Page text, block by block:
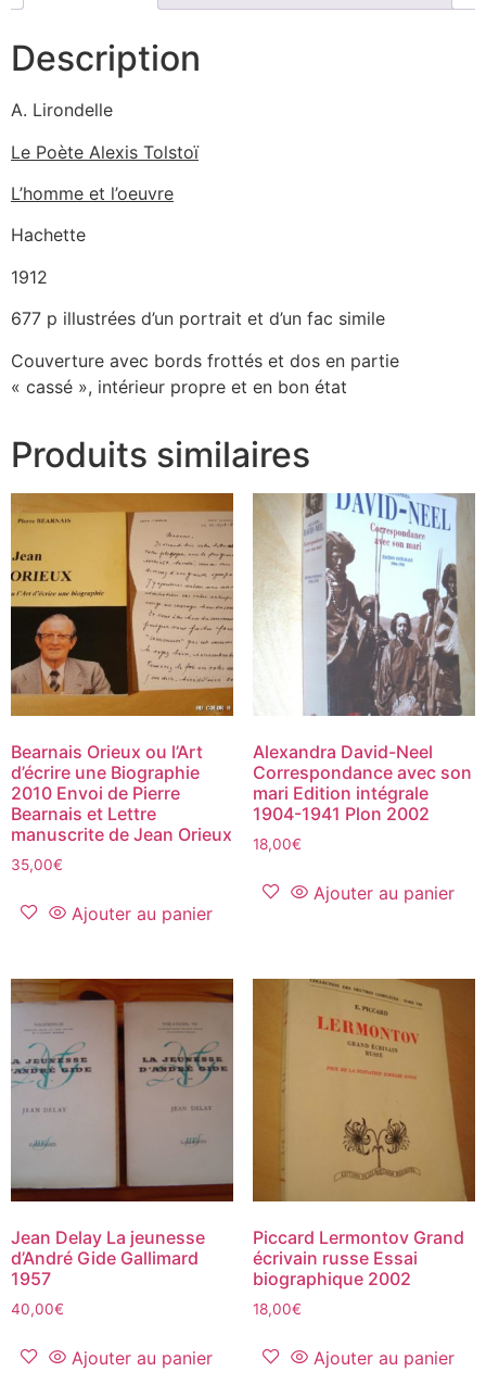
Description
A. Lirondelle
Le Poète Alexis Tolstoï
L’homme et l’oeuvre
Hachette
1912
677 p illustrées d’un portrait et d’un fac simile
Couverture avec bords frottés et dos en partie
« cassé », intérieur propre et en bon état
Produits similaires
Bearnais Orieux ou l’Art
d’écrire une Biographie
2010 Envoi de Pierre
Bearnais et Lettre
manuscrite de Jean Orieux
35,00€
Ajouter au panier
Alexandra David-Neel
Correspondance avec son
mari Edition intégrale
1904-1941 Plon 2002
18,00€
Ajouter au panier
Jean Delay La jeunesse
d’André Gide Gallimard
1957
40,00€
Ajouter au panier
Piccard Lermontov Grand
écrivain russe Essai
biographique 2002
18,00€
Ajouter au panier